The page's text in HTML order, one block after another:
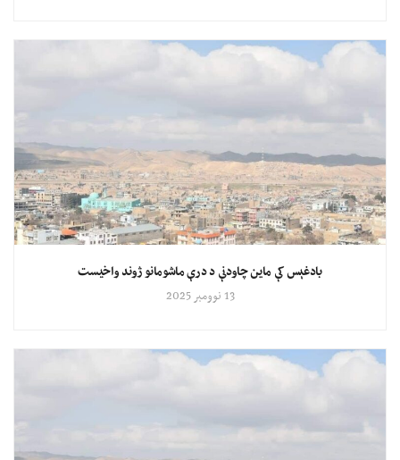
بادغېس کې ماین چاودنې د درې ماشومانو ژوند واخیست
13 نوومبر 2025